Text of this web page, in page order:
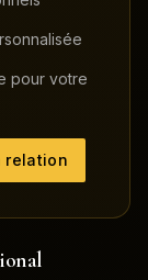
pour votre
relation